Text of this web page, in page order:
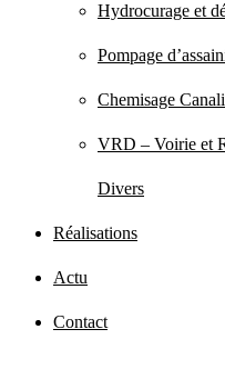
Hydrocurage et
Pompage
Chemisage
VRD – Voirie et
Divers
Réalisations
Actu
Contact